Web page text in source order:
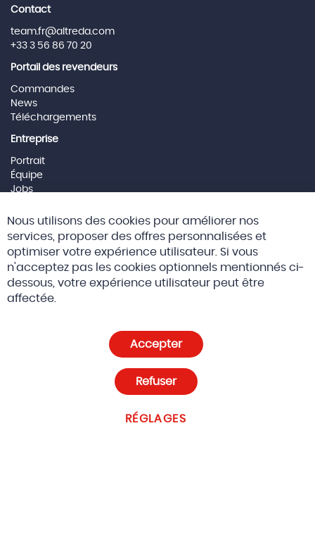
Contact
team.fr@altreda.com
+33 3 56 86 70 20
Portail des revendeurs
Commandes
News
Téléchargements
Entreprise
Portrait
Équipe
Jobs
Social Media
© 2026 Altreda SAS CGV
Paramètres des cookies
Nous utilisons des cookies pour améliorer nos
services, proposer des offres personnalisées et
optimiser votre expérience utilisateur. Si vous
n'acceptez pas les cookies optionnels mentionnés ci-
dessous, votre expérience utilisateur peut être
affectée.
Accepter
RÉGLAGES
Refuser